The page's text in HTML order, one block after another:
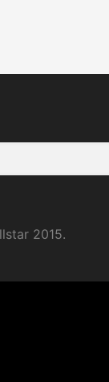
2015.